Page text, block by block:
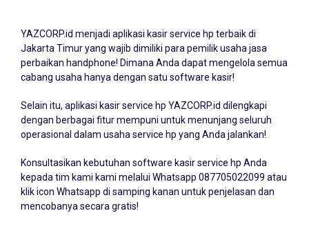
YAZCORP.id menjadi aplikasi kasir service hp terbaik di
Jakarta Timur yang wajib dimiliki para pemilik usaha jasa
perbaikan handphone! Dimana Anda dapat mengelola semua
cabang usaha hanya dengan satu software kasir!
Selain itu, aplikasi kasir service hp YAZCORP.id dilengkapi
dengan berbagai fitur mempuni untuk menunjang seluruh
operasional dalam usaha service hp yang Anda jalankan!
Konsultasikan kebutuhan software kasir service hp Anda
kepada tim kami kami melalui Whatsapp 087705022099 atau
klik icon Whatsapp di samping kanan untuk penjelasan dan
mencobanya secara gratis!